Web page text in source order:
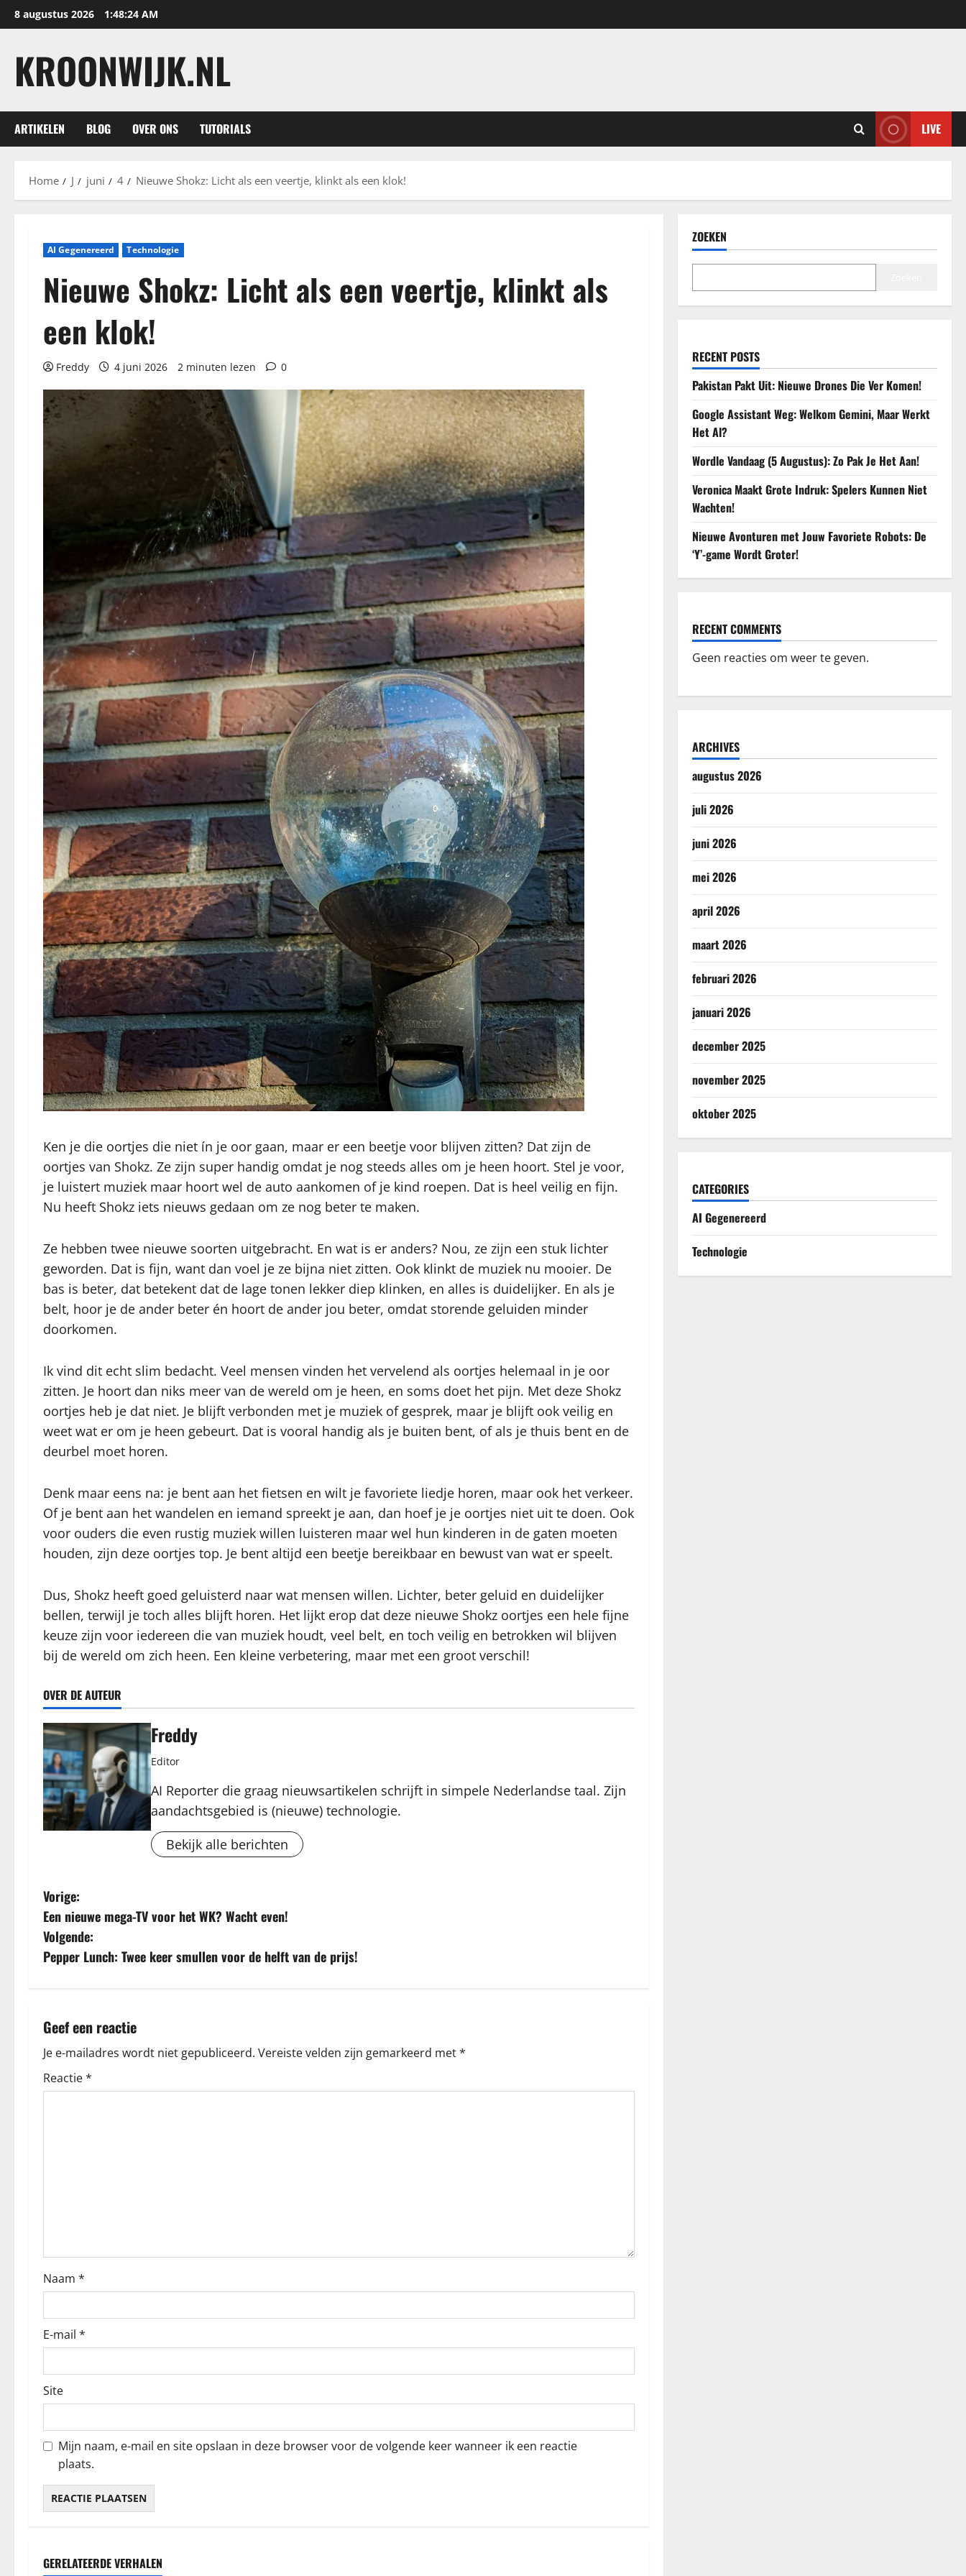
naar
inhoud
8 augustus 2026 1:48:26 AM
KROONWIJK.NL
ARTIKELEN BLOG OVER ONS TUTORIALS LIVE
Home J juni 4 Nieuwe Shokz: Licht als een veertje, klinkt als een klok!
AI Gegenereerd Technologie
Nieuwe Shokz: Licht als een veertje, klinkt als
een klok!
Freddy 4 juni 2026 2 minuten lezen 0
Ken je die oortjes die niet ín je oor gaan, maar er een beetje voor blijven zitten? Dat zijn de
oortjes van Shokz. Ze zijn super handig omdat je nog steeds alles om je heen hoort. Stel je voor,
je luistert muziek maar hoort wel de auto aankomen of je kind roepen. Dat is heel veilig en fijn.
Nu heeft Shokz iets nieuws gedaan om ze nog beter te maken.
Ze hebben twee nieuwe soorten uitgebracht. En wat is er anders? Nou, ze zijn een stuk lichter
geworden. Dat is fijn, want dan voel je ze bijna niet zitten. Ook klinkt de muziek nu mooier. De
bas is beter, dat betekent dat de lage tonen lekker diep klinken, en alles is duidelijker. En als je
belt, hoor je de ander beter én hoort de ander jou beter, omdat storende geluiden minder
doorkomen.
Ik vind dit echt slim bedacht. Veel mensen vinden het vervelend als oortjes helemaal in je oor
zitten. Je hoort dan niks meer van de wereld om je heen, en soms doet het pijn. Met deze Shokz
oortjes heb je dat niet. Je blijft verbonden met je muziek of gesprek, maar je blijft ook veilig en
weet wat er om je heen gebeurt. Dat is vooral handig als je buiten bent, of als je thuis bent en de
deurbel moet horen.
Denk maar eens na: je bent aan het fietsen en wilt je favoriete liedje horen, maar ook het verkeer.
Of je bent aan het wandelen en iemand spreekt je aan, dan hoef je je oortjes niet uit te doen. Ook
voor ouders die even rustig muziek willen luisteren maar wel hun kinderen in de gaten moeten
houden, zijn deze oortjes top. Je bent altijd een beetje bereikbaar en bewust van wat er speelt.
Dus, Shokz heeft goed geluisterd naar wat mensen willen. Lichter, beter geluid en duidelijker
bellen, terwijl je toch alles blijft horen. Het lijkt erop dat deze nieuwe Shokz oortjes een hele fijne
keuze zijn voor iedereen die van muziek houdt, veel belt, en toch veilig en betrokken wil blijven
bij de wereld om zich heen. Een kleine verbetering, maar met een groot verschil!
OVER DE AUTEUR
Freddy
Editor
AI Reporter die graag nieuwsartikelen schrijft in simpele Nederlandse taal. Zijn
aandachtsgebied is (nieuwe) technologie.
Bekijk alle berichten
B
e
r
c
h
t
a
t
i
e
Vorige:
Een nieuwe mega-TV voor het WK? Wacht even!
Volgende:
Pepper Lunch: Twee keer smullen voor de helft van de prijs!
Geef een reactie
Je e-mailadres wordt niet gepubliceerd. Vereiste velden zijn gemarkeerd met*
Reactie*
Naam *
E-mail *
Site
Mijn naam, e-mail en site opslaan in deze browser voor de volgende keer wanneer ik een reactie
plaats.
GERELATEERDE VERHALEN
ZOEKEN
RECENT POSTS
Pakistan Pakt Uit: Nieuwe Drones Die Ver Komen!
Google Assistant Weg: Welkom Gemini, Maar Werkt
Het Al?
Wordle Vandaag (5 Augustus): Zo Pak Je Het Aan!
Veronica Maakt Grote Indruk: Spelers Kunnen Niet
Wachten!
Nieuwe Avonturen met Jouw Favoriete Robots: De
‘Y’-game Wordt Groter!
RECENT COMMENTS
Geen reacties om weer te geven.
ARCHIVES
augustus 2026
juli 2026
juni 2026
mei 2026
april 2026
maart 2026
februari 2026
januari 2026
december 2025
november 2025
oktober 2025
CATEGORIES
AI Gegenereerd
Technologie